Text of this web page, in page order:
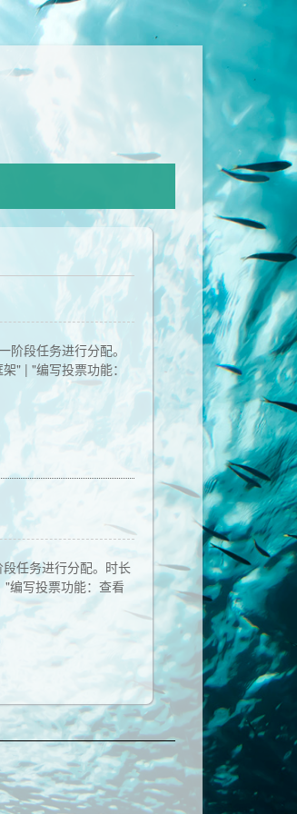
段任务进行分配。
" | "编写投票功能：
任务进行分配。时长
编写投票功能：查看